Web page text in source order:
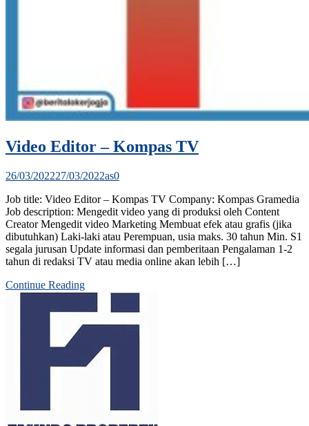
Video Editor – Kompas TV
26/03/202227/03/2022as0
Job title: Video Editor – Kompas TV Company: Kompas Gramedia
Job description: Mengedit video yang di produksi oleh Content
Creator Mengedit video Marketing Membuat efek atau grafis (jika
dibutuhkan) Laki-laki atau Perempuan, usia maks. 30 tahun Min. S1
segala jurusan Update informasi dan pemberitaan Pengalaman 1-2
tahun di redaksi TV atau media online akan lebih […]
Continue Reading